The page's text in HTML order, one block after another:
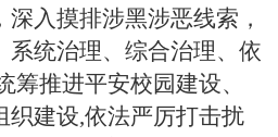
入摸排涉黑涉恶线索，
系统治理、综合治理、依
筹推进平安校园建设、
织建设,依法严厉打击扰